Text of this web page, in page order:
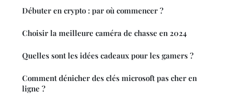
Débuter en crypto : par où commencer ?
Choisir la meilleure caméra de chasse en 2024
Quelles sont les idées cadeaux pour les gamers ?
Comment dénicher des clés microsoft pas cher en
ligne ?